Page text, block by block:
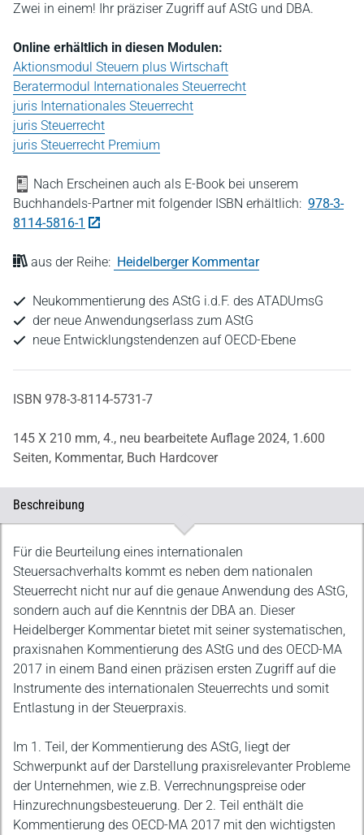
Zwei in einem! Ihr präziser Zugriff auf AStG und DBA.
Online erhältlich in diesen Modulen:
Aktionsmodul Steuern plus Wirtschaft
Beratermodul Internationales Steuerrecht
juris Internationales Steuerrecht
juris Steuerrecht
juris Steuerrecht Premium
Nach Erscheinen auch als E-Book bei unserem
Buchhandels-Partner mit folgender ISBN erhältlich: 978-3-
8114-5816-1
aus der Reihe: Heidelberger Kommentar
Neukommentierung des AStG i.d.F. des ATADUmsG
der neue Anwendungserlass zum AStG
neue Entwicklungstendenzen auf OECD-Ebene
ISBN 978-3-8114-5731-7
145 X 210 mm, 4., neu bearbeitete Auflage 2024, 1.600
Seiten, Kommentar, Buch Hardcover
Beschreibung
Beschreibung
Für die Beurteilung eines internationalen
Steuersachverhalts kommt es neben dem nationalen
Steuerrecht nicht nur auf die genaue Anwendung des AStG,
sondern auch auf die Kenntnis der DBA an. Dieser
Heidelberger Kommentar bietet mit seiner systematischen,
praxisnahen Kommentierung des AStG und des OECD-MA
2017 in einem Band einen präzisen ersten Zugriff auf die
Instrumente des internationalen Steuerrechts und somit
Entlastung in der Steuerpraxis.
Im 1. Teil, der Kommentierung des AStG, liegt der
Schwerpunkt auf der Darstellung praxisrelevanter Probleme
der Unternehmen, wie z.B. Verrechnungspreise oder
Hinzurechnungsbesteuerung. Der 2. Teil enthält die
Kommentierung des OECD-MA 2017 mit den wichtigsten